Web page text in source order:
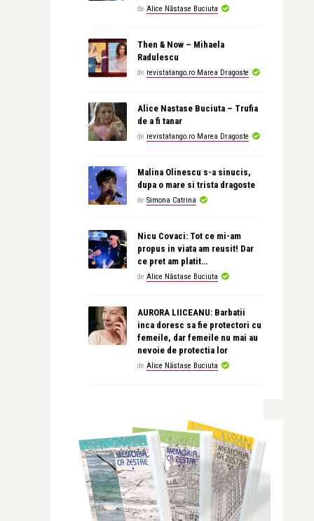
de Alice Năstase Buciuta
Then & Now – Mihaela
Radulescu
de revistatango.ro Marea Dragoste
Alice Nastase Buciuta – Trufia
de a fi tanar
de revistatango.ro Marea Dragoste
Malina Olinescu s-a sinucis,
dupa o mare si trista dragoste
de Simona Catrina
Nicu Covaci: Tot ce mi-am
propus in viata am reusit! Dar
ce pret am platit…
de Alice Năstase Buciuta
AURORA LIICEANU: Barbatii
inca doresc sa fie protectori cu
femeile, dar femeile nu mai au
nevoie de protectia lor
de Alice Năstase Buciuta